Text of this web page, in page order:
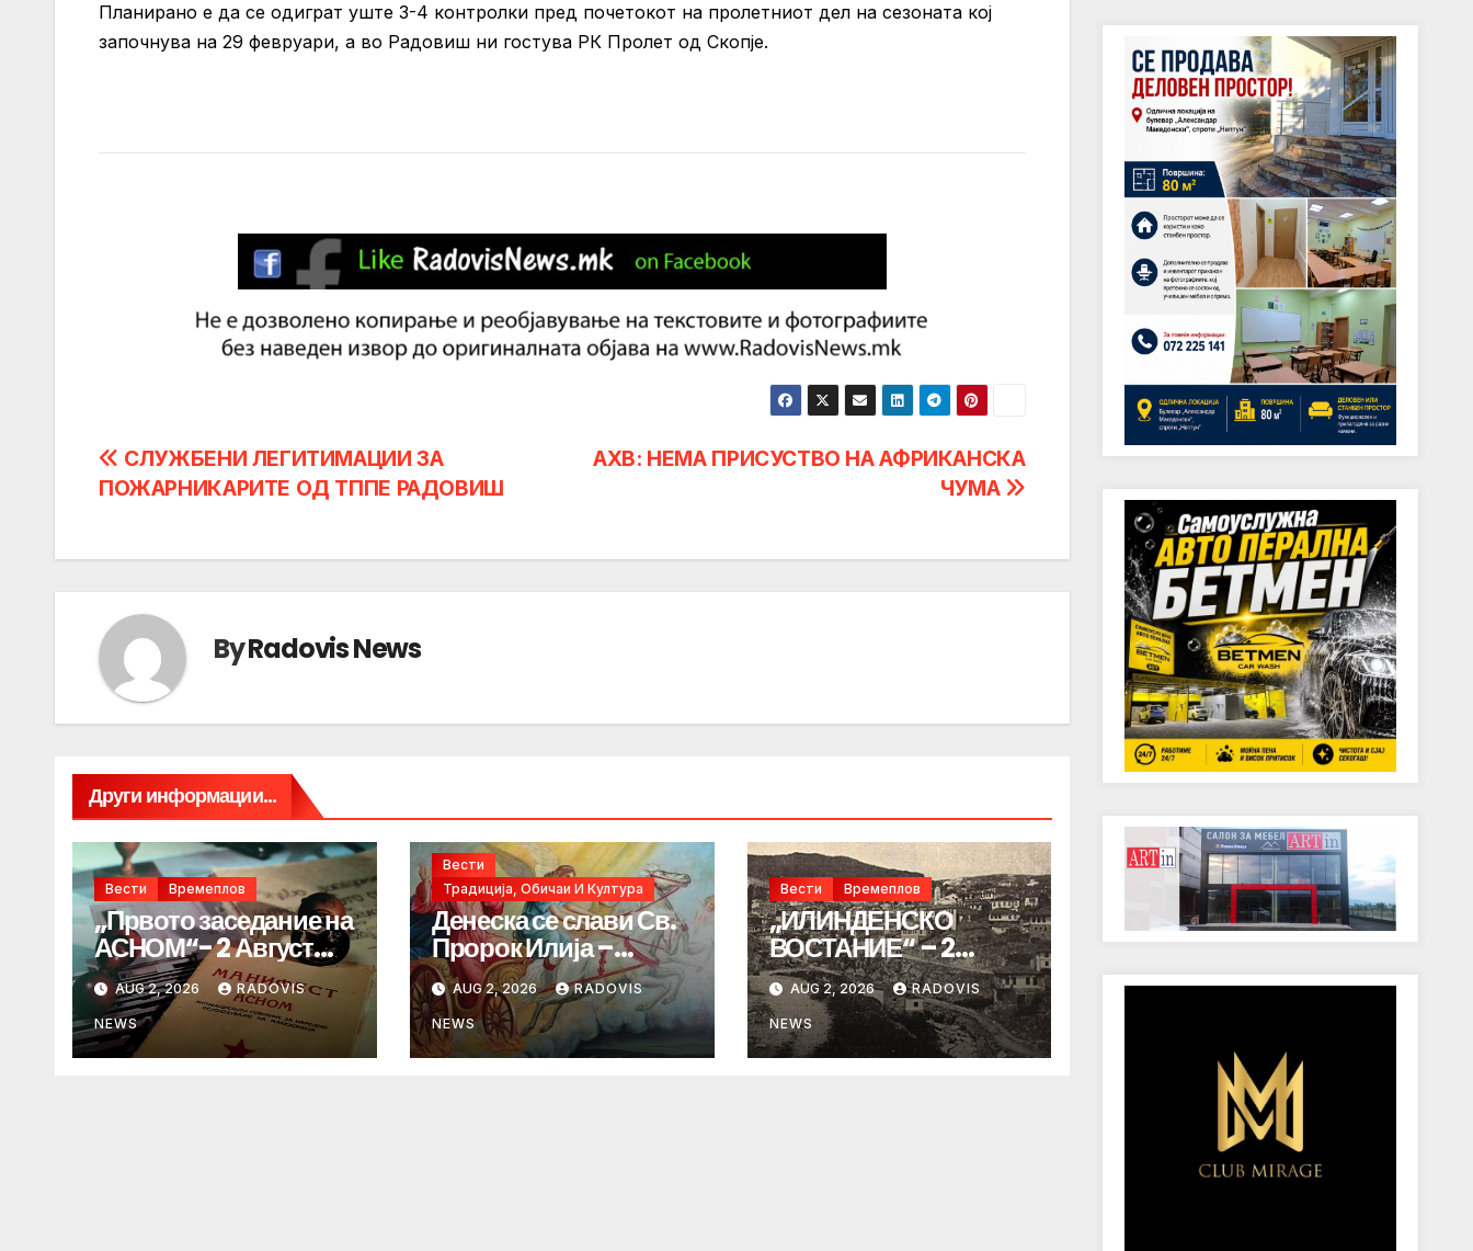
Планирано е да се одиграт уште 3-4 контролки пред почетокот на пролетниот дел на сезоната кој
започнува на 29 февруари, а во Радовиш ни гостува РК Пролет од Скопје.
Post
navigation
АХВ: НЕМА ПРИСУСТВО НА АФРИКАНСКА
ЧУМА
СЛУЖБЕНИ ЛЕГИТИМАЦИИ ЗА
ПОЖАРНИКАРИТЕ ОД ТППЕ РАДОВИШ
ByRadovis News
Други информации...
Вести Времеплов
„Првото заседание на
АСНОМ“- 2 Август
1944 год.
AUG 2, 2026 RADOVIS
NEWS
Вести
Традиција, Обичаи И Култура
Денеска се слави Св.
Пророк Илија –
„ИЛИНДЕН“
AUG 2, 2026 RADOVIS
NEWS
Вести Времеплов
„ИЛИНДЕНСКО
ВОСТАНИЕ“ – 2
Август 1903 год.
AUG 2, 2026 RADOVIS
NEWS